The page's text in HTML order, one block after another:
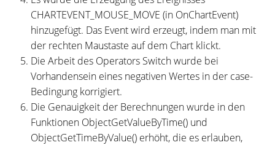
CHARTEVENT_MOUSE_MOVE (in OnChartEvent)
hinzugefügt. Das Event wird erzeugt, indem man mit
der rechten Maustaste auf dem Chart klickt.
Die Arbeit des Operators Switch wurde bei
Vorhandensein eines negativen Wertes in der case-
Bedingung korrigiert.
Die Genauigkeit der Berechnungen wurde in den
Funktionen ObjectGetValueByTime() und
ObjectGetTimeByValue() erhöht, die es erlauben,